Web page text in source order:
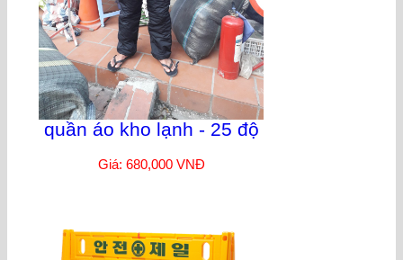
quần áo kho lạnh - 25 độ
Giá: 680,000 VNĐ